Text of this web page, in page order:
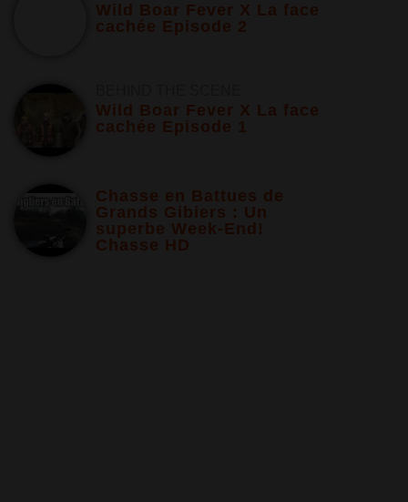
Wild Boar Fever X La face
cachée Episode 2
Wild Boar Fever X La face
cachée Episode 1
Chasse en Battues de
Grands Gibiers : Un
superbe Week-End!
Chasse HD